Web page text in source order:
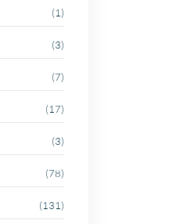
(1)
(3)
(7)
(17)
(3)
(78)
(131)